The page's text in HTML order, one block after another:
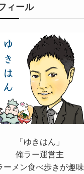
ィール
「ゆきはん」
俺ラー運営主
ーメン食べ歩きが趣味